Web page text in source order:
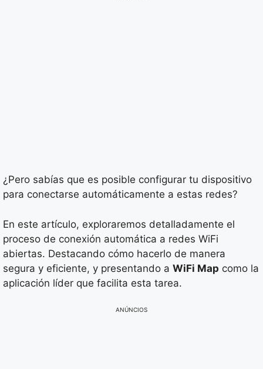
¿Pero sabías que es posible configurar tu dispositivo
para conectarse automáticamente a estas redes?
En este artículo, exploraremos detalladamente el
proceso de conexión automática a redes WiFi
abiertas. Destacando cómo hacerlo de manera
segura y eficiente, y presentando a WiFi Map como la
aplicación líder que facilita esta tarea.
ANÚNCIOS